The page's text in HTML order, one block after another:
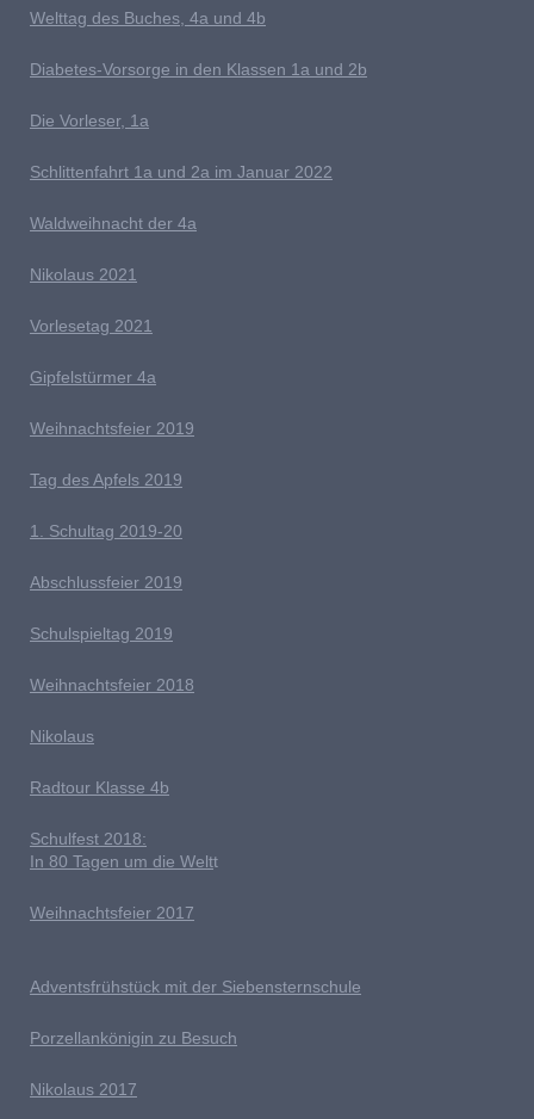
Welttag des Buches, 4a und 4b
Diabetes-Vorsorge in den Klassen 1a und 2b
Die Vorleser, 1a
Schlittenfahrt 1a und 2a im Januar 2022
Waldweihnacht der 4a
Nikolaus 2021
Vorlesetag 2021
Gipfelstürmer 4a
Weihnachtsfeier 2019
Tag des Apfels 2019
1. Schultag 2019-20
Abschlussfeier 2019
Schulspieltag 2019
Weihnachtsfeier 2018
Nikolaus
Radtour Klasse 4b
Schulfest 2018:
In 80 Tagen um die Weltt
Weihnachtsfeier 2017
Adventsfrühstück mit der Siebensternschule
Porzellankönigin zu Besuch
Nikolaus 2017